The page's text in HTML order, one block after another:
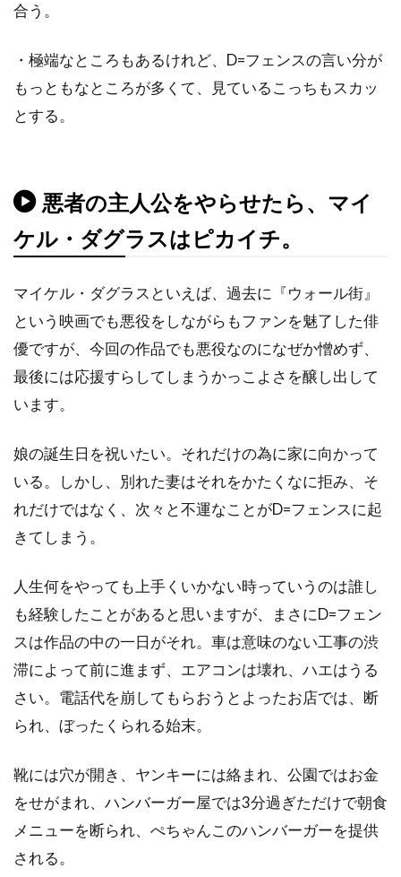
チャールズ・ブロンソン
チャールズ・ホイエス
チャールズ・マーティン・スミス
チャールズ・レイン
チャールズ・ロートン
チュルパン・ハマートヴァ
チュ・ジンモ
チューズデイ・ウェルド
チリ
チン・ハン
ツイッギー
ティエリー・ポトク
ティナ・マジョリーノ
ティム・ケルハー
ティム・ダットン
ティム・デ・ザーン
ティム・バートン
ティム・ビーヴァン
ティム・マッグロウ
ティム・ムーア
ティム・モーリス＝ジョーンズ
ティム・レフマン
ティム・ロス
ティモシー・ハリス
ティル・キーヴェ
ティ・ジョイ
テイラー・ギア
テイラー・ギルバート
テイ・ディグス
テッサ・ロス
テッド・ライミ
合う。
・極端なところもあるけれど、D=フェンスの言い分が
もっともなところが多くて、見ているこっちもスカッ
とする。
悪者の主人公をやらせたら、マイ
ケル・ダグラスはピカイチ。
マイケル・ダグラスといえば、過去に『ウォール街』
という映画でも悪役をしながらもファンを魅了した俳
優ですが、今回の作品でも悪役なのになぜか憎めず、
最後には応援すらしてしまうかっこよさを醸し出して
います。
娘の誕生日を祝いたい。それだけの為に家に向かって
いる。しかし、別れた妻はそれをかたくなに拒み、そ
れだけではなく、次々と不運なことがD=フェンスに起
きてしまう。
人生何をやっても上手くいかない時っていうのは誰し
も経験したことがあると思いますが、まさにD=フェン
スは作品の中の一日がそれ。車は意味のない工事の渋
滞によって前に進まず、エアコンは壊れ、ハエはうる
さい。電話代を崩してもらおうとよったお店では、断
られ、ぼったくられる始末。
靴には穴が開き、ヤンキーには絡まれ、公園ではお金
をせがまれ、ハンバーガー屋では3分過ぎただけで朝食
メニューを断られ、ぺちゃんこのハンバーガーを提供
される。